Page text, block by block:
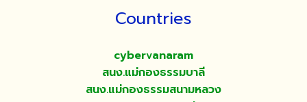
Countries
cybervanaram
สนง.แม่กองธรรมบาลี
สนง.แม่กองธรรมสนามหลวง